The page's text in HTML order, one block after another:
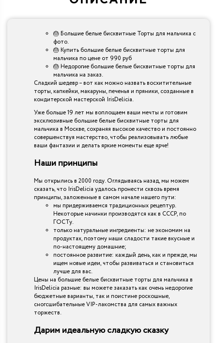
🎂 Большие белые бисквитные Торты для мальчика с
фото.
🎂 Купить большие белые бисквитные торты для
мальчика по цене от 990 руб
🎂 Недорогие большие белые бисквитные торты для
мальчика на заказ.
Сладкий шедевр – вот как можно назвать восхитительные
торты, капкейки, макаруны, печенья и пряники, созданные в
кондитерской мастерской IrisDelicia.
Уже больше 19 лет мы воплощаем ваши мечты и готовим
эксклюзивные большие белые бисквитные торты для
мальчика в Москве, сохраняя высокое качество и постоянно
совершенствуя мастерство, чтобы реализовывать любые
ваши фантазии и делать яркие моменты еще ярче!
Наши принципы
Мы открылись в 2000 году. Оглядываясь назад, мы можем
сказать, что IrisDelicia удалось пронести сквозь время
принципы, заложенные в самом начале нашего пути:
мы придерживаемся традиционных рецептур.
Некоторые начинки производятся как в СССР, по
ГОСТу.
только натуральные ингредиенты: не экономим на
продуктах, поэтому наши сладости такие вкусные и
по-настоящему домашние;
постоянное развитие: каждый день, как и прежде, мы
ищем новые идеи, чтобы развиваться и становиться
лучше для вас.
Цены на большие белые бисквитные торты для мальчика в
IrisDelicia разные: вы можете заказать как очень недорогие
бюджетные варианты, так и поистине роскошные,
сногсшибательные VIP-лакомства для самых важных
торжеств.
Дарим идеальную сладкую сказку